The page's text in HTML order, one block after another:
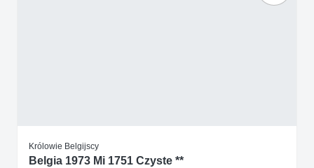
Królowie Belgijscy
Belgia 1973 Mi 1751 Czyste **